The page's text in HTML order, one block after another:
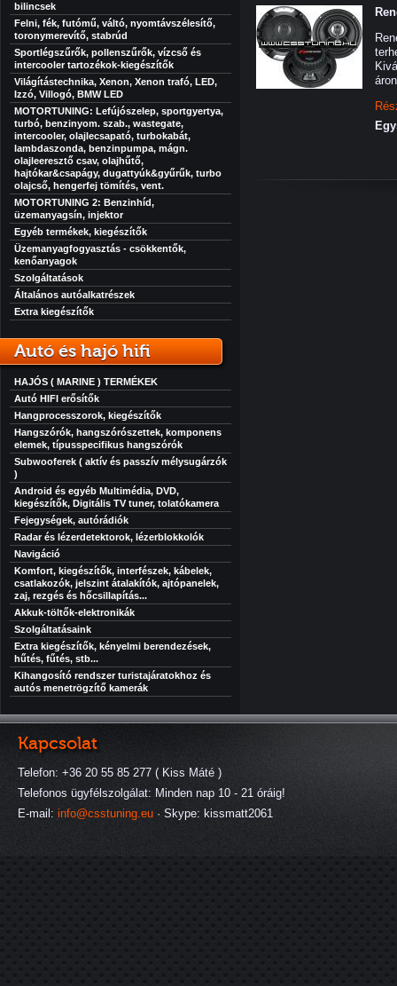
bilincsek
Felni, fék, futómű, váltó, nyomtávszélesítő,
toronymerevítő, stabrúd
Sportlégszűrők, pollenszűrők, vízcső és
intercooler tartozékok-kiegészítők
Világítástechnika, Xenon, Xenon trafó, LED,
Izzó, Villogó, BMW LED
MOTORTUNING: Lefújószelep, sportgyertya,
turbó, benzinyom. szab., wastegate,
intercooler, olajlecsapató, turbokabát,
lambdaszonda, benzinpumpa, mágn.
olajleeresztő csav, olajhűtő,
hajtókar&csapágy, dugattyúk&gyűrűk, turbo
olajcső, hengerfej tömítés, vent.
MOTORTUNING 2: Benzinhíd,
üzemanyagsín, injektor
Egyéb termékek, kiegészítők
Üzemanyagfogyasztás - csökkentők,
kenőanyagok
Szolgáltatások
Általános autóalkatrészek
Extra kiegészítők
Autó és hajó hifi
HAJÓS ( MARINE ) TERMÉKEK
Autó HIFI erősítők
Hangprocesszorok, kiegészítők
Hangszórók, hangszórószettek, komponens
elemek, típusspecifikus hangszórók
Subwooferek ( aktív és passzív mélysugárzók
)
Android és egyéb Multimédia, DVD,
kiegészítők, Digitális TV tuner, tolatókamera
Fejegységek, autórádiók
Radar és lézerdetektorok, lézerblokkolók
Navigáció
Komfort, kiegészítők, interfészek, kábelek,
csatlakozók, jelszint átalakítók, ajtópanelek,
zaj, rezgés és hőcsillapítás...
Akkuk-töltők-elektronikák
Szolgáltatásaink
Extra kiegészítők, kényelmi berendezések,
hűtés, fűtés, stb...
Kihangosító rendszer turistajáratokhoz és
autós menetrögzítő kamerák
Kapcsolat
Telefon: +36 20 55 85 277 ( Kiss Máté )
Telefonos ügyfélszolgálat: Minden nap 10 - 21 óráig!
E-mail: info@csstuning.eu · Skype: kissmatt2061